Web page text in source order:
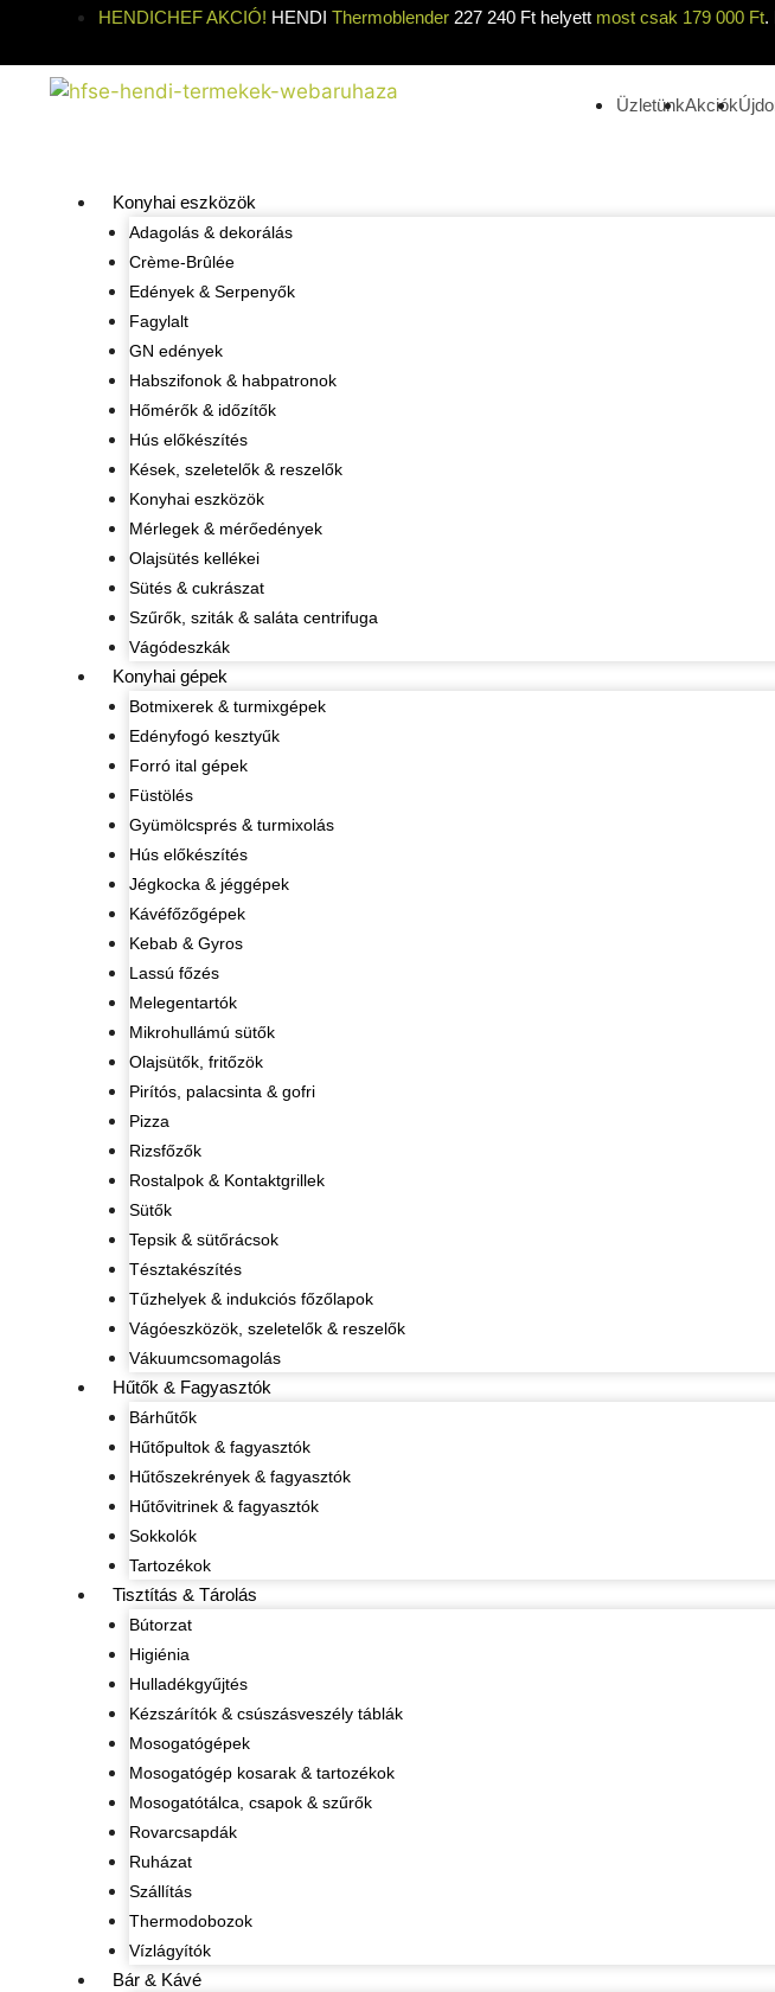
HENDICHEF AKCIÓ! HENDI Thermoblender 227 240 Ft helyett most csak 179 000 Ft.
ÜzletünkAkciók
Konyhai eszközök
Adagolás & dekorálás
Crème-Brûlée
Edények & Serpenyők
Fagylalt
GN edények
Habszifonok & habpatronok
Hőmérők & időzítők
Hús előkészítés
Kések, szeletelők & reszelők
Konyhai eszközök
Mérlegek & mérőedények
Olajsütés kellékei
Sütés & cukrászat
Szűrők, sziták & saláta centrifuga
Vágódeszkák
Konyhai gépek
Botmixerek & turmixgépek
Edényfogó kesztyűk
Forró ital gépek
Füstölés
Gyümölcsprés & turmixolás
Hús előkészítés
Jégkocka & jéggépek
Kávéfőzőgépek
Kebab & Gyros
Lassú főzés
Melegentartók
Mikrohullámú sütők
Olajsütők, fritőzök
Pirítós, palacsinta & gofri
Pizza
Rizsfőzők
Rostalpok & Kontaktgrillek
Sütők
Tepsik & sütőrácsok
Tésztakészítés
Tűzhelyek & indukciós főzőlapok
Vágóeszközök, szeletelők & reszelők
Vákuumcsomagolás
Hűtők & Fagyasztók
Bárhűtők
Hűtőpultok & fagyasztók
Hűtőszekrények & fagyasztók
Hűtővitrinek & fagyasztók
Sokkolók
Tartozékok
Tisztítás & Tárolás
Bútorzat
Higiénia
Hulladékgyűjtés
Kézszárítók & csúszásveszély táblák
Mosogatógépek
Mosogatógép kosarak & tartozékok
Mosogatótálca, csapok & szűrők
Rovarcsapdák
Ruházat
Szállítás
Thermodobozok
Vízlágyítók
Bár & Kávé